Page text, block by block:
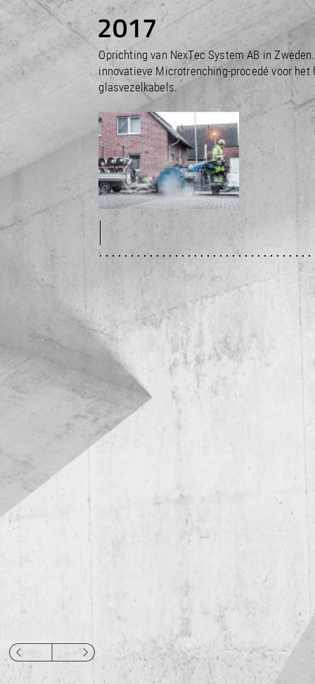
2017
Oprichting van NexTec System AB in Zweden.
innovatieve Microtrenching-procedé voor het
glasvezelkabels.